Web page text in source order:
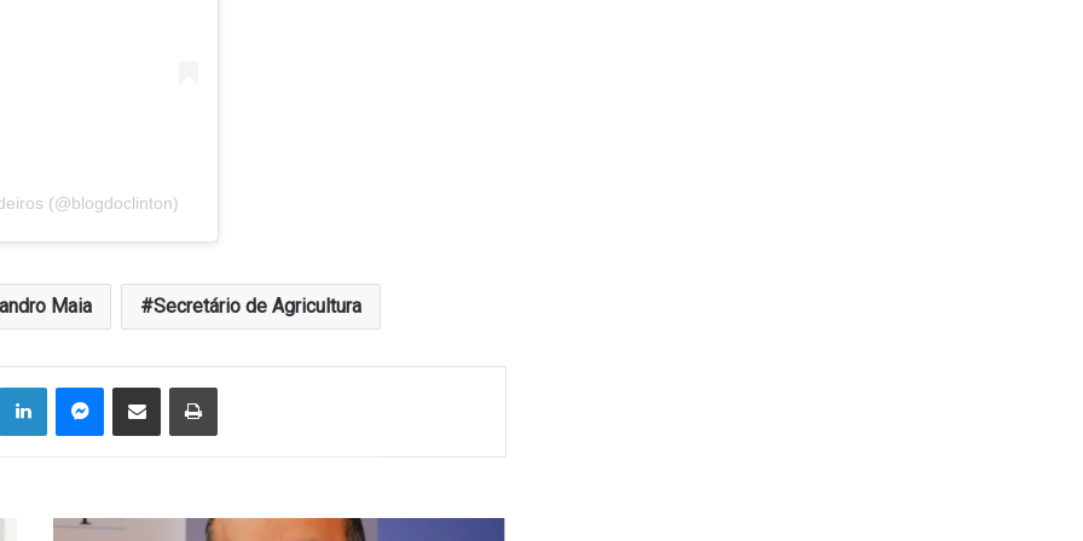
(@blogdoclinton)
Maia Secretário de Agricultura
LinkedinMessenger
Compartilhar via e-mail Imprimir
Prefeito